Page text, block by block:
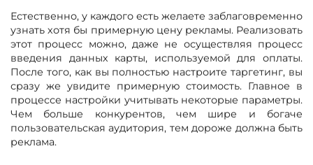
Естественно, у каждого есть желаете заблаговременно
узнать хотя бы примерную цену рекламы. Реализовать
этот процесс можно, даже не осуществляя процесс
введения данных карты, используемой для оплаты.
После того, как вы полностью настроите таргетинг, вы
сразу же увидите примерную стоимость. Главное в
процессе настройки учитывать некоторые параметры.
Чем больше конкурентов, чем шире и богаче
пользовательская аудитория, тем дороже должна быть
реклама.